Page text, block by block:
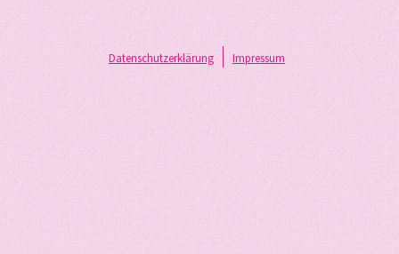
Datenschutzerklärung Impressum